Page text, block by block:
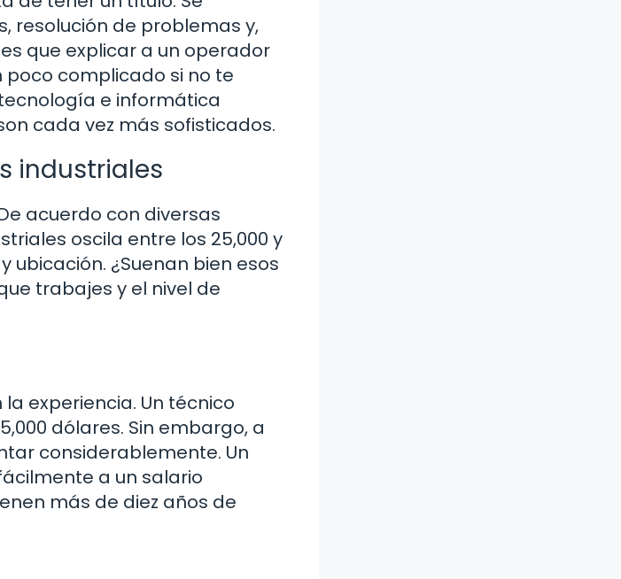
resolución de problemas y,
que explicar a un operador
complicado si no te
e informática
cada vez más sofisticados.
industriales
acuerdo con diversas
oscila entre los 25,000 y
ubicación. ¿Suenan bien esos
trabajes y el nivel de
experiencia. Un técnico
dólares. Sin embargo, a
considerablemente. Un
a un salario
más de diez años de